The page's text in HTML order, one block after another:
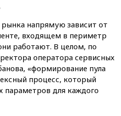
рынка напрямую зависит от
входящем в периметр
работают. В целом, по
оператора сервисных
«формирование пула
процесс, который
параметров для каждого